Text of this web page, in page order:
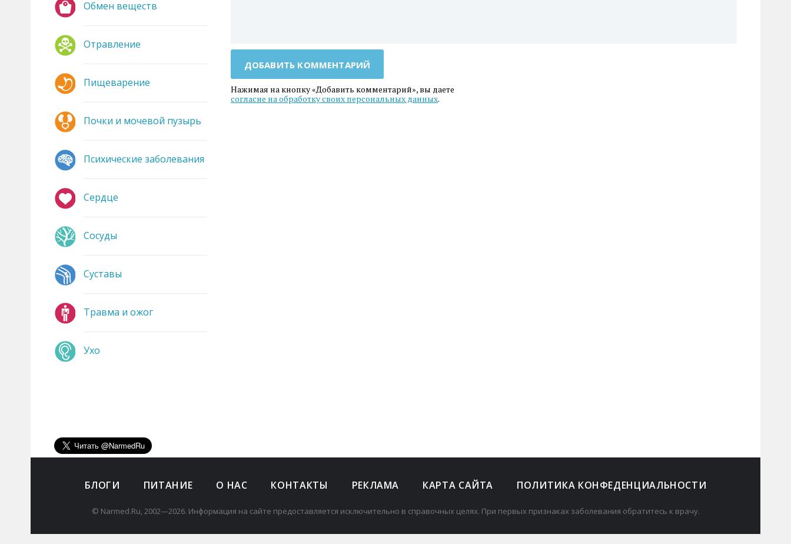
ДОБАВИТЬ КОММЕНТАРИЙ
Нажимая на кнопку «Добавить комментарий», вы даете
согласие на обработку своих персональных данных.
Обмен веществ
Отравление
Пищеварение
Почки и мочевой пузырь
Психические заболевания
Сердце
Сосуды
Суставы
Травма и ожог
Ухо
БЛОГИ ПИТАНИЕ О НАС КОНТАКТЫ РЕКЛАМА КАРТА САЙТА ПОЛИТИКА КОНФЕДЕНЦИАЛЬНОСТИ
© Narmed.Ru, 2002—2026. Информация на сайте предоставляется исключительно в справочных целях. При первых признаках заболевания обратитесь к врачу.